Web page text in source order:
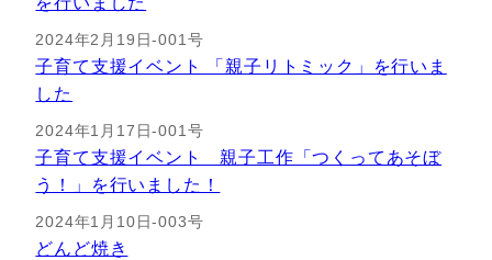
2024年2月19日-001号
子育て支援イベント 「親子リトミック」を行いま
した
2024年1月17日-001号
子育て支援イベント 親子工作「つくってあそぼ
う！」を行いました！
2024年1月10日-003号
どんど焼き